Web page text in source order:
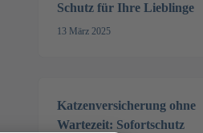
Schutz für Ihre Lieblinge
13 März 2025
Katzenversicherung ohne
Wartezeit: Sofortschutz